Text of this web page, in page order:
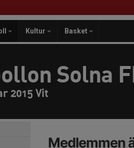
Kultur Basket
Solna
2015 Vit
Medlemmen